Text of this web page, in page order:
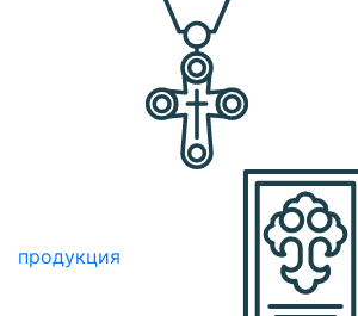
продукция